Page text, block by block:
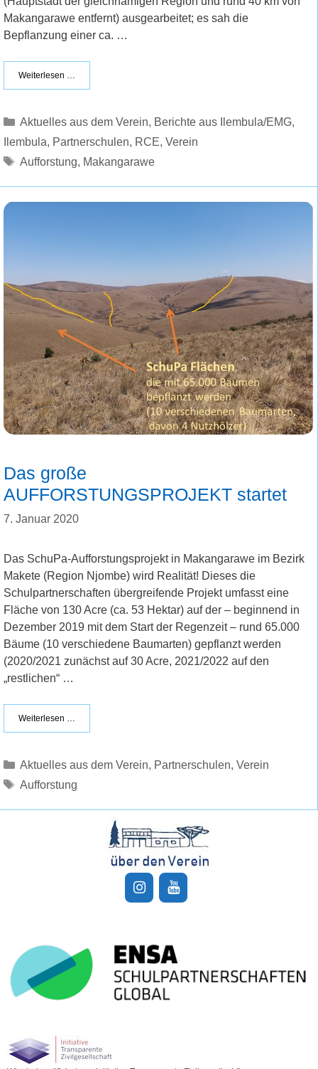
Makangarawe entfernt) ausgearbeitet; es sah die
Bepflanzung einer ca. …
Weiterlesen …
Kategorien
Aktuelles aus dem Verein, Berichte aus Ilembula/EMG,
Ilembula, Partnerschulen, RCE, Verein
Schlagwörter
Aufforstung, Makangarawe
Das große
AUFFORSTUNGSPROJEKT startet
7. Januar 2020
Das SchuPa-Aufforstungsprojekt in Makangarawe im Bezirk
Makete (Region Njombe) wird Realität! Dieses die
Schulpartnerschaften übergreifende Projekt umfasst eine
Fläche von 130 Acre (ca. 53 Hektar) auf der – beginnend in
Dezember 2019 mit dem Start der Regenzeit – rund 65.000
Bäume (10 verschiedene Baumarten) gepflanzt werden
(2020/2021 zunächst auf 30 Acre, 2021/2022 auf den
„restlichen“ …
Weiterlesen …
Kategorien
Aktuelles aus dem Verein, Partnerschulen, Verein
Schlagwörter
Aufforstung